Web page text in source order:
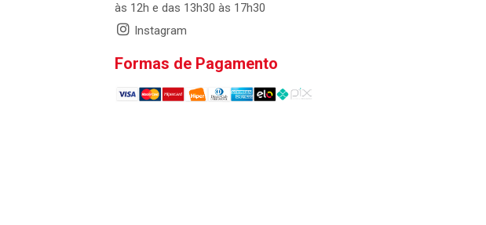
às 12h e das 13h30 às 17h30
Instagram
Formas de Pagamento